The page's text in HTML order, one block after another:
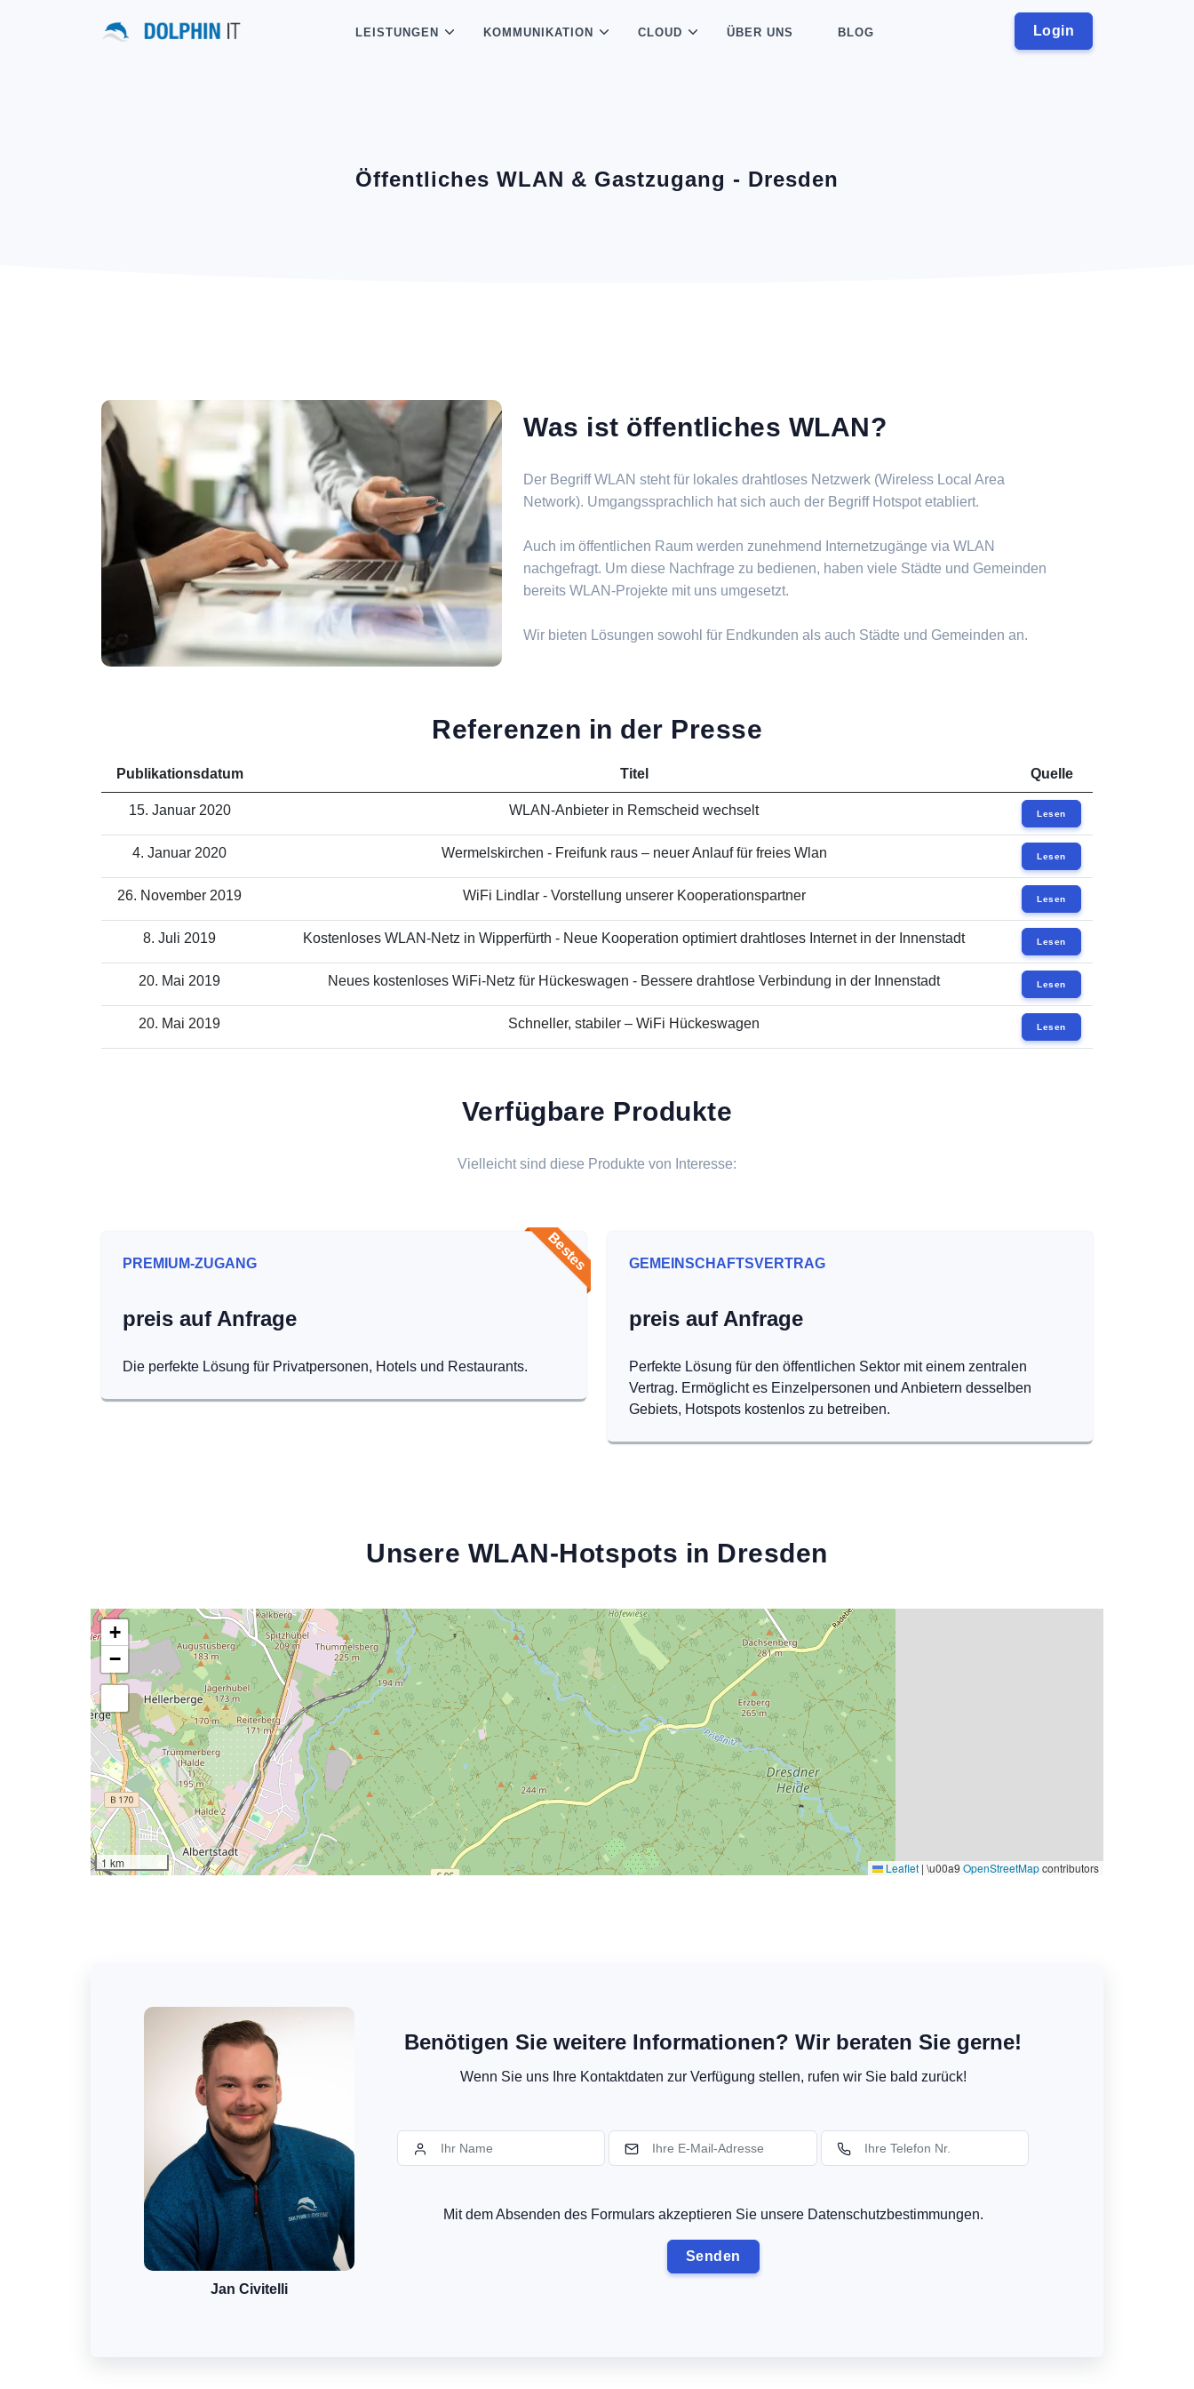
Login
LEISTUNGEN KOMMUNIKATION CLOUD ÜBER UNS BLOG
Öffentliches WLAN & Gastzugang - Dresden
Was ist öffentliches WLAN?
Der Begriff WLAN steht für lokales drahtloses Netzwerk (Wireless Local Area
Network). Umgangssprachlich hat sich auch der Begriff Hotspot etabliert.
Auch im öffentlichen Raum werden zunehmend Internetzugänge via WLAN
nachgefragt. Um diese Nachfrage zu bedienen, haben viele Städte und Gemeinden
bereits WLAN-Projekte mit uns umgesetzt.
Wir bieten Lösungen sowohl für Endkunden als auch Städte und Gemeinden an.
Referenzen in der Presse
Publikationsdatum Titel Quelle
15. Januar 2020 WLAN-Anbieter in Remscheid wechselt Lesen
4. Januar 2020 Wermelskirchen - Freifunk raus – neuer Anlauf für freies Wlan Lesen
26. November 2019 WiFi Lindlar - Vorstellung unserer Kooperationspartner Lesen
8. Juli 2019 Kostenloses WLAN-Netz in Wipperfürth - Neue Kooperation optimiert drahtloses Internet in der Innenstadt Lesen
20. Mai 2019 Neues kostenloses WiFi-Netz für Hückeswagen - Bessere drahtlose Verbindung in der Innenstadt Lesen
20. Mai 2019 Schneller, stabiler – WiFi Hückeswagen Lesen
Verfügbare Produkte
Vielleicht sind diese Produkte von Interesse:
Bestes
PREMIUM-ZUGANG
preis auf Anfrage
Die perfekte Lösung für Privatpersonen, Hotels und Restaurants.
GEMEINSCHAFTSVERTRAG
preis auf Anfrage
Perfekte Lösung für den öffentlichen Sektor mit einem zentralen
Vertrag. Ermöglicht es Einzelpersonen und Anbietern desselben
Gebiets, Hotspots kostenlos zu betreiben.
Unsere WLAN-Hotspots in Dresden
+
−
1 km Leaflet | \u00a9 OpenStreetMapcontributors
Jan Civitelli
Benötigen Sie weitere Informationen? Wir beraten Sie gerne!
Wenn Sie uns Ihre Kontaktdaten zur Verfügung stellen, rufen wir Sie bald zurück!
Mit dem Absenden des Formulars akzeptieren Sie unsere Datenschutzbestimmungen.